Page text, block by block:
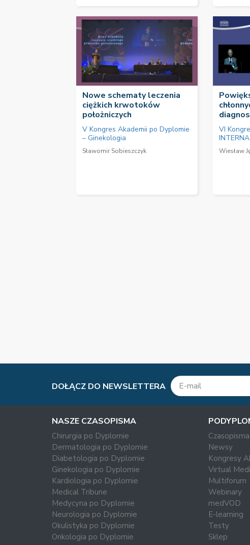
Nowe schematy leczenia
ciężkich krwotoków
położniczych
V Kongres Akademii po Dyplomie
– Ginekologia
Sławomir Sobieszczyk
VI
INTERNA
Wiesław
DOŁĄCZ DO NEWSLETTERA
NASZE CZASOPISMA
Chirurgia po Dyplomie
Dermatologia po Dyplomie
Diabetologia po Dyplomie
Ginekologia po Dyplomie
Kardiologia po Dyplomie
Medical Tribune
Medycyna po Dyplomie
Neurologia po Dyplomie
Okulistyka po Dyplomie
Onkologia po Dyplomie
Czasopisma
Newsy
Kongresy
Virtual
Multiforum
Webinary
medVOD
E-learning
Testy
Sklep